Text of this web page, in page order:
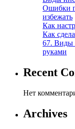
Ошибки
избежать
Как
Как
67. Виды
руками
Recent
Нет
Archives